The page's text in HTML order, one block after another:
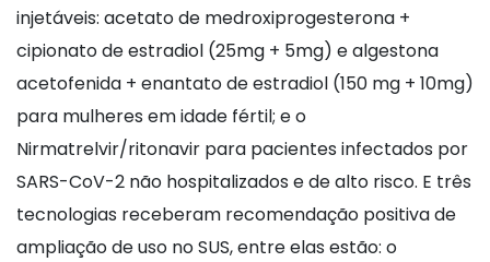
injetáveis: acetato de medroxiprogesterona +
cipionato de estradiol (25mg + 5mg) e algestona
acetofenida + enantato de estradiol (150 mg + 10mg)
para mulheres em idade fértil; e o
Nirmatrelvir/ritonavir para pacientes infectados por
SARS-CoV-2 não hospitalizados e de alto risco. E três
tecnologias receberam recomendação positiva de
ampliação de uso no SUS, entre elas estão: o